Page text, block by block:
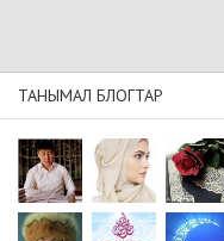
ТАНЫМАЛ БЛОГТАР